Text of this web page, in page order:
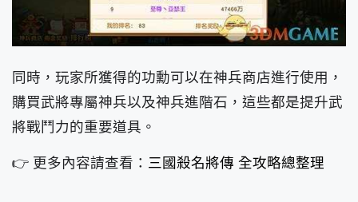
同時，玩家所獲得的功勳可以在神兵商店進行使用，
購買武將專屬神兵以及神兵進階石，這些都是提升武
將戰鬥力的重要道具。
👉 更多內容請查看： 三國殺名將傳 全攻略總整理